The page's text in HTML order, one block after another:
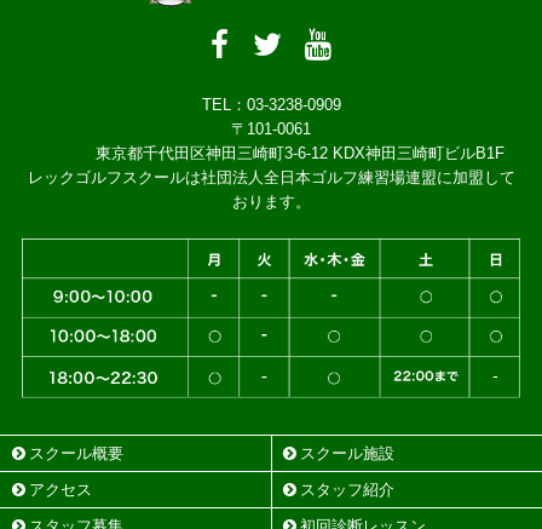
TEL：03-3238-0909
〒101-0061
東京都千代田区神田三崎町3-6-12 KDX神田三崎町ビルB1F
レックゴルフスクールは社団法人全日本ゴルフ練習場連盟に加盟して
おります。
スクール概要
スクール施設
アクセス
スタッフ紹介